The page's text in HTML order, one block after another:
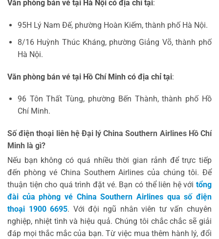
Văn phòng bán vé tại Hà Nội có địa chỉ tại:
95H Lý Nam Đế, phường Hoàn Kiếm, thành phố Hà Nội.
8/16 Huỳnh Thúc Kháng, phường Giảng Võ, thành phố
Hà Nội.
Văn phòng bán vé tại Hồ Chí Minh có địa chỉ tại:
96 Tôn Thất Tùng, phường Bến Thành, thành phố Hồ
Chí Minh.
Số điện thoại liên hệ Đại lý China Southern Airlines Hồ Chí
Minh là gì?
Nếu bạn không có quá nhiều thời gian rảnh để trực tiếp
đến phòng vé China Southern Airlines của chúng tôi. Để
thuận tiện cho quá trình đặt vé. Bạn có thể liên hệ với tổng
đài của phòng vé China Southern Airlines qua số điện
thoại 1900 6695. Với đội ngũ nhân viên tư vấn chuyên
nghiệp, nhiệt tình và hiệu quả. Chúng tôi chắc chắc sẽ giải
đáp mọi thắc mắc của bạn. Từ việc mua thêm hành lý, đổi